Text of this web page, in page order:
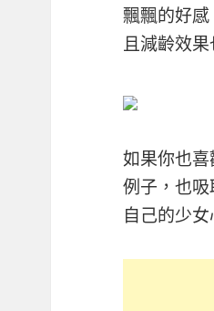
飄飄的好
且減齡效
如果你也
例子，也
自己的少